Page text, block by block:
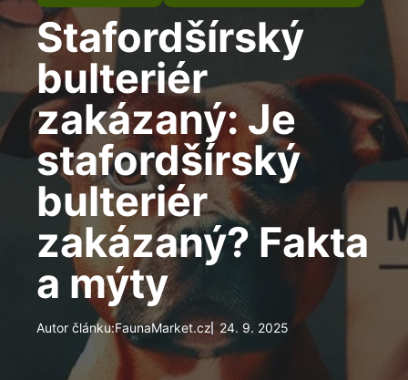
Stafordšírský
bulteriér
zakázaný: Je
stafordšírský
bulteriér
zakázaný? Fakta
a mýty
Autor článku:FaunaMarket.cz 24. 9. 2025